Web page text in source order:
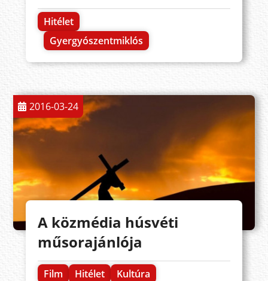
Hitélet
Gyergyószentmiklós
2016-03-24
A közmédia húsvéti
műsorajánlója
Film Hitélet Kultúra